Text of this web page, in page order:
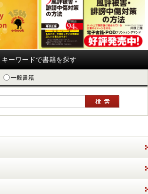
キーワードで書籍を探す
一般書籍